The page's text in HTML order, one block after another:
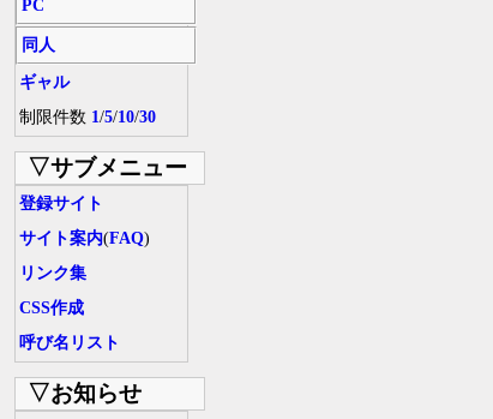
PC
同人
ギャル
制限件数 1/5/10/30
▽サブメニュー
登録サイト
サイト案内(FAQ)
リンク集
CSS作成
呼び名リスト
▽お知らせ